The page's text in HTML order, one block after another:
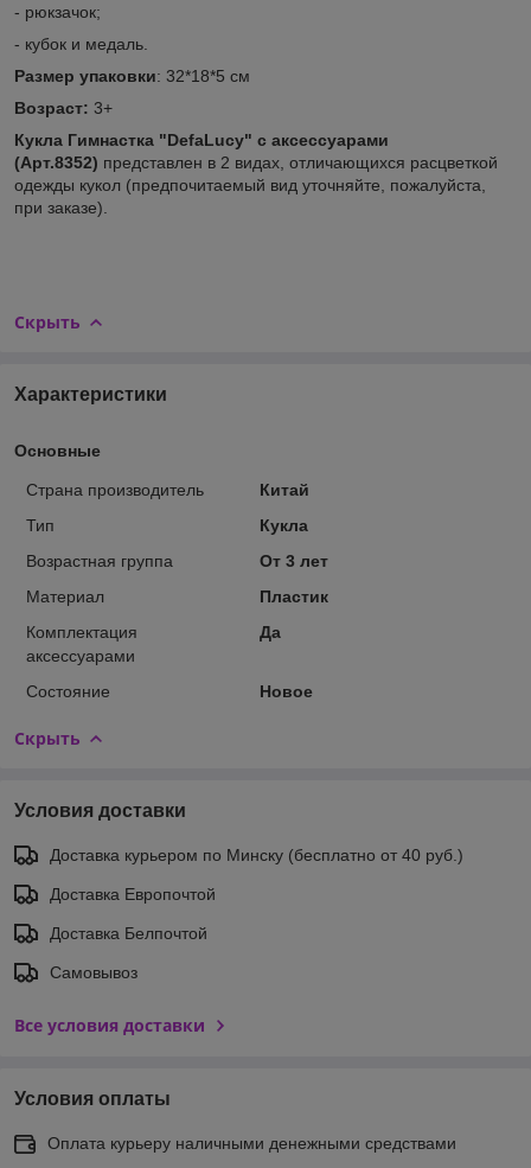
- рюкзачок;
- кубок и медаль.
Размер упаковки: 32*18*5 см
Возраст: 3+
Кукла Гимнастка "DefaLucy" с аксессуарами
(Арт.8352) представлен в 2 видах, отличающихся расцветкой
одежды кукол (предпочитаемый вид уточняйте, пожалуйста,
при заказе).
Скрыть
Характеристики
Основные
Страна производитель
Китай
Тип
Кукла
Возрастная группа
От 3 лет
Материал
Пластик
Комплектация
аксессуарами
Да
Состояние Новое
Скрыть
Условия доставки
Доставка курьером по Минску (бесплатно от 40 руб.)
Доставка Европочтой
Доставка Белпочтой
Самовывоз
Все условия доставки
Условия оплаты
Оплата курьеру наличными денежными средствами